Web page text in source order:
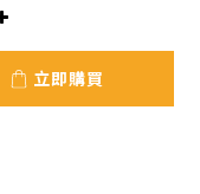
立即購買